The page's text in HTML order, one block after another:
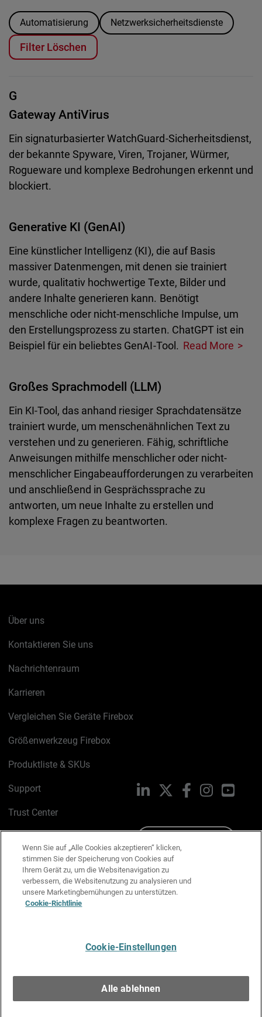
Automatisierung Netzwerksicherheitsdienste
Filter Löschen
G
Gateway AntiVirus
Ein signaturbasierter WatchGuard-Sicherheitsdienst,
der bekannte Spyware, Viren, Trojaner, Würmer,
Rogueware und komplexe Bedrohungen erkennt und
blockiert.
Generative KI (GenAI)
Eine künstlicher Intelligenz (KI), die auf Basis
massiver Datenmengen, mit denen sie trainiert
wurde, qualitativ hochwertige Texte, Bilder und
andere Inhalte generieren kann. Benötigt
menschliche oder nicht-menschliche Impulse, um
den Erstellungsprozess zu starten. ChatGPT ist ein
Beispiel für ein beliebtes GenAI-Tool. Read More
Großes Sprachmodell (LLM)
Ein KI-Tool, das anhand riesiger Sprachdatensätze
trainiert wurde, um menschenähnlichen Text zu
verstehen und zu generieren. Fähig, schriftliche
Anweisungen mithilfe menschlicher oder nicht-
menschlicher Eingabeaufforderungen zu verarbeiten
und anschließend in Gesprächssprache zu
antworten, um neue Inhalte zu erstellen und
komplexe Fragen zu beantworten.
Über uns
Kontaktieren Sie uns
Nachrichtenraum
Karrieren
Vergleichen Sie Geräte Firebox
Größenwerkzeug Firebox
Produktliste & SKUs
Support
Trust Center
Cookie-Richtlinie
Datenschutzrichtlinie
Media & Brand Kit
LinkedIn FacebookInstagram
Wenn Sie auf „Alle Cookies akzeptieren“ klicken,
stimmen Sie der Speicherung von Cookies auf
Ihrem Gerät zu, um die Websitenavigation zu
verbessern, die Websitenutzung zu analysieren und
unsere Marketingbemühungen zu unterstützen.
Cookie-Richtlinie
Cookie-Einstellungen
Alle ablehnen